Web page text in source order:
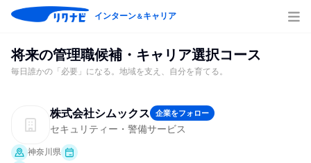
インターン＆キャリア
将来の管理職候補・キャリア選択コース
毎日誰かの「必要」になる。地域を支え、自分を育てる。
株式会社シムックス 企業をフォロー
セキュリティー・警備サービス
神奈川県